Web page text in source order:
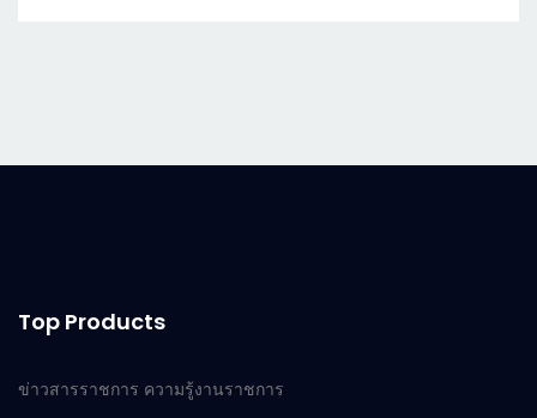
Top Products
ข่าวสารราชการ ความรู้งานราชการ